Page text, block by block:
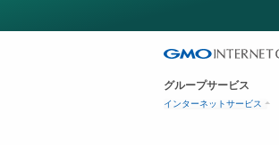
グループサービス
インターネットサービス